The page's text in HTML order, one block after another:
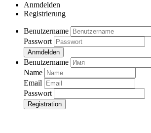
Anmdelden
Registrierung
Benutzername
Passwort
Anmdelden
Benutzername
Name
Email
Passwort
Registration